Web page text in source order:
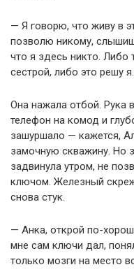
— Я говорю, что живу в
позволю никому,
что я здесь никто.
сестрой, либо это решу
Она нажала отбой. Рука
телефон на комод и
зашуршало — кажется,
замочную скважину. Но
задвинула утром, не
ключом. Железный
снова стук.
— Анка, открой по-
мне сам ключи дал,
только мозги на место